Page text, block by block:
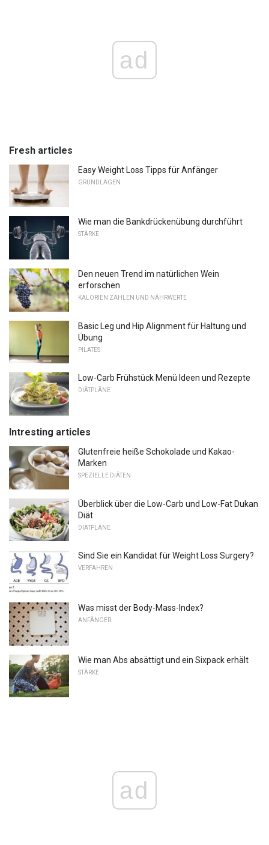
ad
Fresh articles
Easy Weight Loss Tipps für Anfänger
GRUNDLAGEN
Wie man die Bankdrückenübung durchführt
STÄRKE
Den neuen Trend im natürlichen Wein
erforschen
KALORIEN ZÄHLEN UND NÄHRWERTE
Basic Leg und Hip Alignment für Haltung und
Übung
PILATES
Low-Carb Frühstück Menü Ideen und Rezepte
DIÄTPLÄNE
Intresting articles
Glutenfreie heiße Schokolade und Kakao-
Marken
SPEZIELLE DIÄTEN
Überblick über die Low-Carb und Low-Fat Dukan
Diät
DIÄTPLÄNE
Sind Sie ein Kandidat für Weight Loss Surgery?
VERFAHREN
Was misst der Body-Mass-Index?
ANFÄNGER
Wie man Abs absättigt und ein Sixpack erhält
STÄRKE
ad